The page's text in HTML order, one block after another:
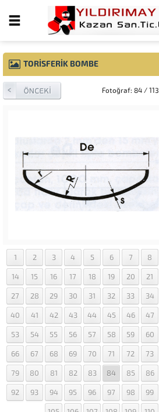
TORİSFERİK BOMBE
Fotoğraf: 84 / 113
1 2 3 4 5 6 7 8
14 15 16 17 18 19 20 21
27 28 29 30 31 32 33 34
40 41 42 43 44 45 46 47
53 54 55 56 57 58 59 60
66 67 68 69 70 71 72 73
79 80 81 82 83 84 85 86
92 93 94 95 96 97 98 99